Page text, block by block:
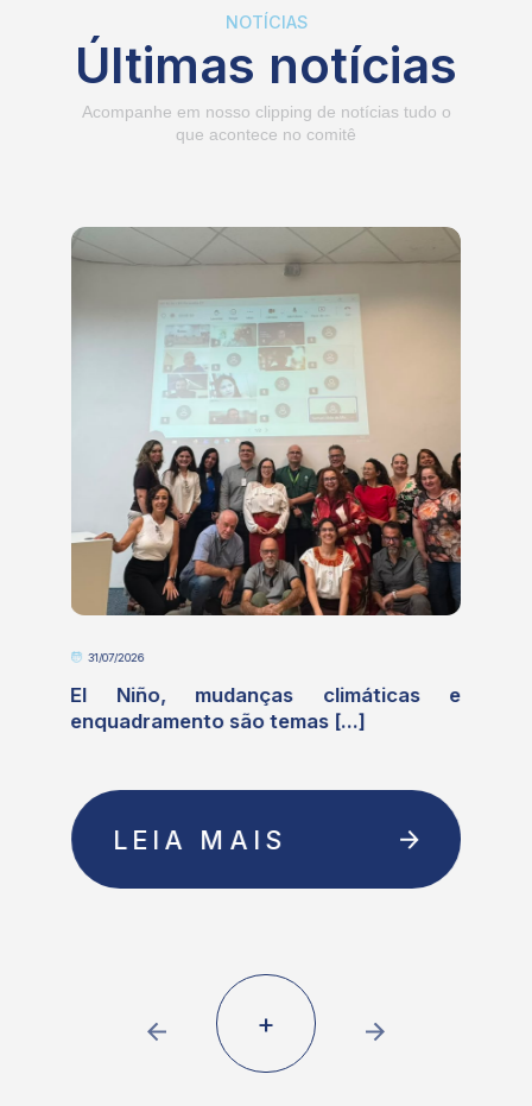
NOTÍCIAS
Últimas notícias
Acompanhe em nosso clipping de notícias tudo o
que acontece no comitê
climáticas e
temas [...]
Câmara Técnica
alinhar as ações [...]
LEIA MAIS
+